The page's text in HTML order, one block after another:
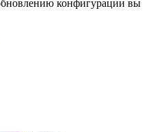
конфигурации вы